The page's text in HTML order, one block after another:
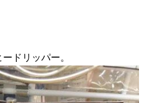
ドリッパー。